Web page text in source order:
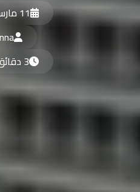
11 مارس 2026
3 دقائق قراءة